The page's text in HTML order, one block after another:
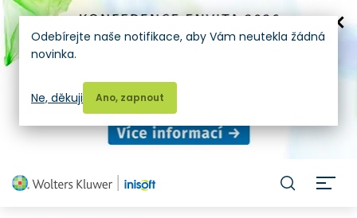
Odebírejte naše notifikace, aby Vám neutekla žádná
novinka.
Ano, zapnout
Ne, děkuji